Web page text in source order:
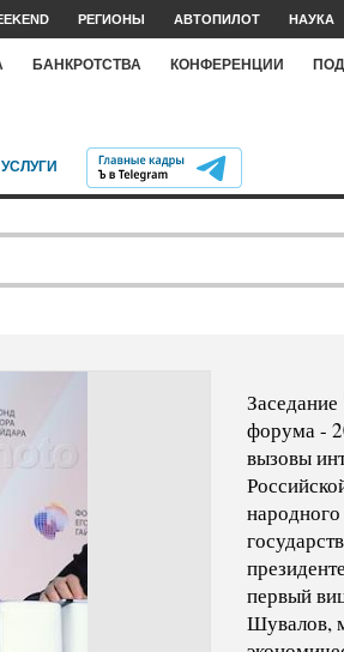
РЕГИОНЫ АВТОПИЛОТ НАУКА
БАНКРОТСТВА КОНФЕРЕНЦИИ
УСЛУГИ
форума -
вызовы
народного
первый
Шувалов,